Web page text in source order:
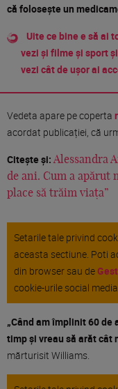
că folosește un
Uite ce bine e să ai
vezi și filme și sport
vezi cât de ușor ai
Vedeta apare pe coperta
acordat publicației, că
Citește și: Alessandra
de ani. Cum a apărut
place să trăim viața”
Setarile tale privind
aceasta sectiune. Poti
din browser sau de
cookie-urile social media
„Când am împlinit 60 de
timp și vreau să arăt cât
mărturisit Williams.